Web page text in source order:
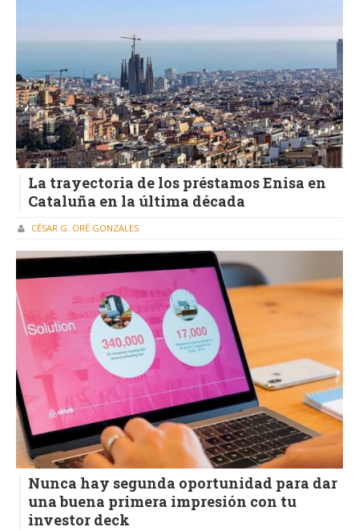
La trayectoria de los préstamos Enisa en
Cataluña en la última década
CÉSAR G. ORÉ GONZALES
Nunca hay segunda oportunidad para dar
una buena primera impresión con tu
investor deck